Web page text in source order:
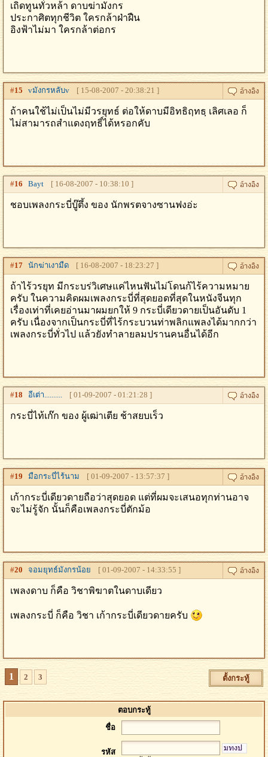
เถิดทูนทั่วหล้า ดาบฆ่ามังกร
ประกาศิตทุกชีวิต ใครกล้าฝ่าฝืน
อิงฟ้าไม่มา ใครกล้าต่อกร
#15 vมังกรหลับv [ 15-08-2007 - 20:38:21 ]
ถ้าคนใช้ไม่เป็นไม่มีวรยุทธ์ ต่อให้ดาบมีอิทธิฤทธฺ เลิศเลอ ก็
ไม่สามารถสำแดงฤทธิ์ได้หรอกคับ
#16 Bayt [ 16-08-2007 - 10:38:10 ]
ชอบเพลงกระบี่บู๊ตึ้ง ของ นักพรตจางซานฟงอ่ะ
#17 นักฆ่าเงามืด [ 16-08-2007 - 18:23:27 ]
ถ้าไร้วรยุท มีกระบร่วิเศษแค่ไหนฟันไม่โดนก้ไร้ความหมาย
ครับ ในความคิดผมเพลงกระบี่ที่สุดยอดที่สุดในหนังจีนทุก
เรื่องเท่าที่เคยอ่านมาผมยกให้ 9 กระบี่เดียวดายเป็นอันดับ 1
ครับ เนื่องจากเป็นกระบี่ที่ไร้กระบวนท่าพลิกแพลงได้มากกว่า
เพลงกระบี่ทั่วไป แล้วยังทำลายลมปรานคนอื่นได้อีก
#18 อีเต่า.......... [ 01-09-2007 - 01:21:28 ]
กระบี่ไท้เก๊ก ของ ผู้เฒ่าเตีย ช้าสยบเร็ว
#19 มือกระบี่ไร้นาม [ 01-09-2007 - 13:57:37 ]
เก้ากระบี่เดียวดายถือว่าสุดยอด แต่ที่ผมจะเสนอทุกท่านอาจ
จะไม่รู้จัก นั้นก็คือเพลงกระบี่ตักม้อ
#20 จอมยุทธ์มังกรน้อย [ 01-09-2007 - 14:33:55 ]
เพลงดาบ ก็คือ วิชาพิฆาตในดาบเดียว
เพลงกระบี่ ก็คือ วิชา เก้ากระบี่เดียวดายครับ
1 2 3 ตั้งกระทู้
ตอบกระทู้
ชื่อ
รหัส